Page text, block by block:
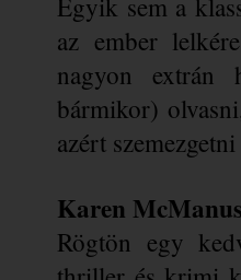
az ember
nagyon extrán
bármikor)
azért
Karen
Rögtön egy